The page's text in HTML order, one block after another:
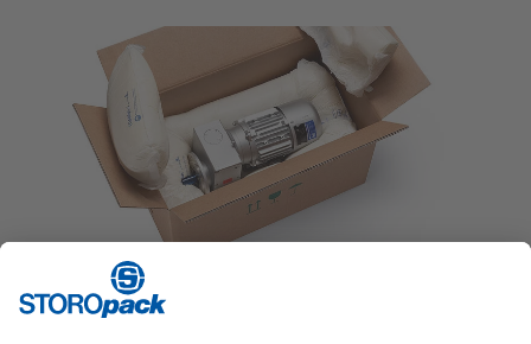
ALMOHADILLADO DE ESPUMA
Solución de embalaje protector con un ajuste perfecto.